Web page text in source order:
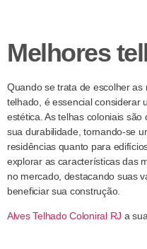
Melhores
Quando se trata de escolher
telhado, é essencial considerar
estética. As telhas coloniais
sua durabilidade, tornando-se
residências quanto para
explorar as características das
no mercado, destacando suas
beneficiar sua construção.
Alves Telhado Coloniral RJ a